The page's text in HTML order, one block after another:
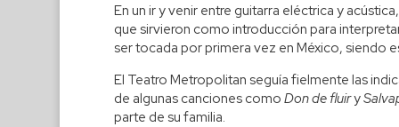
En un ir y venir entre guitarra eléctrica y
que sirvieron como introducción para
ser tocada por primera vez en México, siendo
El Teatro Metropolitan seguía fielmente las
de algunas canciones como Don de fluiry
parte de su familia.